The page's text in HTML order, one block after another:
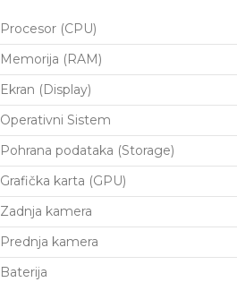
Procesor (CPU)
Memorija (RAM)
Ekran (Display)
Operativni Sistem
Pohrana podataka (Storage)
Grafička karta (GPU)
Zadnja kamera
Prednja kamera
Baterija